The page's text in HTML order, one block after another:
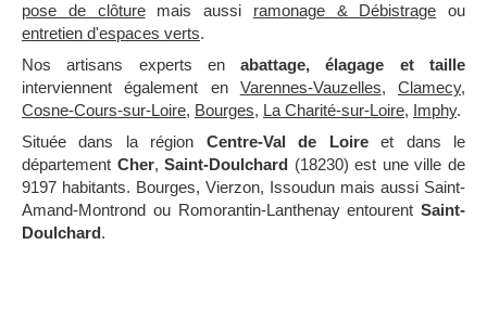
pose de clôturemais aussi ramonage & Débistrage ou
entretien d'espaces verts.
Nos artisans experts enabattage, élagage et taille
interviennent également en Varennes-Vauzelles, Clamecy,
Cosne-Cours-sur-Loire, Bourges, La Charité-sur-Loire, Imphy.
Située dans la région Centre-Val de Loireet dans le
département Cher,Saint-Doulchard (18230) est une ville de
9197 habitants. Bourges, Vierzon, Issoudun mais aussi Saint-
Amand-Montrond ou Romorantin-Lanthenay entourent Saint-
Doulchard.